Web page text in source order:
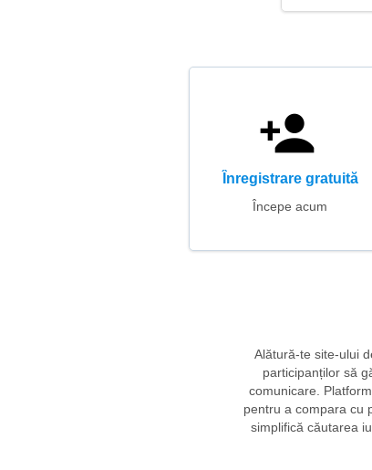
Înregistrare gratuită
Începe acum
Alătură-te site-ului
participanților să
comunicare.
pentru a compara cu
simplifică căutarea